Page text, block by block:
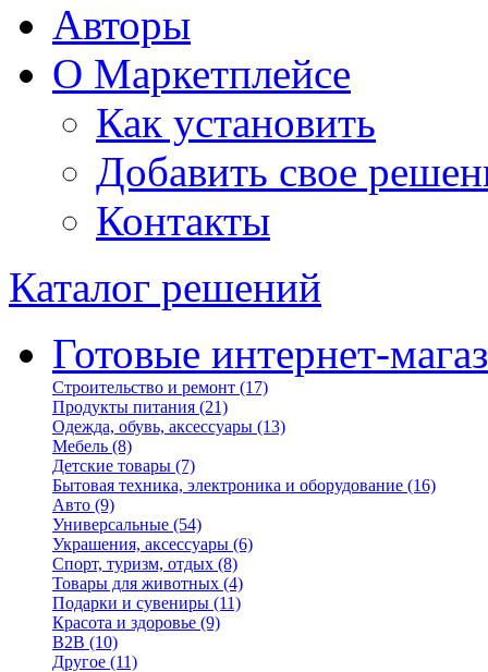
Авторы
О Маркетплейсе
Как установить
Добавить свое
Контакты
Каталог решений
Готовые интернет-
Строительство и ремонт (17)
Продукты питания (21)
Одежда, обувь, аксессуары (13)
Мебель (8)
Детские товары (7)
Бытовая техника, электроника и оборудование (16)
Авто (9)
Универсальные (54)
Украшения, аксессуары (6)
Спорт, туризм, отдых (8)
Товары для животных (4)
Подарки и сувениры (11)
Красота и здоровье (9)
B2B (10)
Другое (11)